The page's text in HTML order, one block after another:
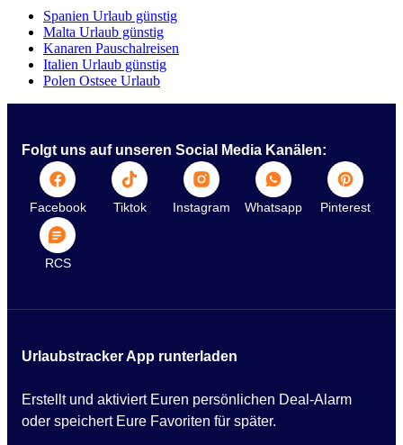
Spanien Urlaub günstig
Malta Urlaub günstig
Kanaren Pauschalreisen
Italien Urlaub günstig
Polen Ostsee Urlaub